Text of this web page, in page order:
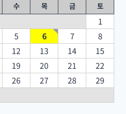
수 목 금 토
1
5 6 7
8
12 13 14
15
19 20 21
22
26 27 28
29